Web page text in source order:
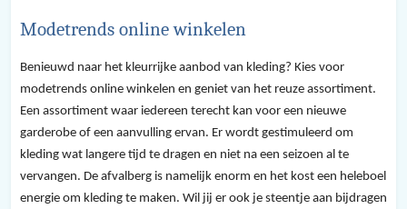
Modetrends online winkelen
Benieuwd naar het kleurrijke aanbod van kleding? Kies voor
modetrends online winkelen en geniet van het reuze assortiment.
Een assortiment waar iedereen terecht kan voor een nieuwe
garderobe of een aanvulling ervan. Er wordt gestimuleerd om
kleding wat langere tijd te dragen en niet na een seizoen al te
vervangen. De afvalberg is namelijk enorm en het kost een heleboel
energie om kleding te maken. Wil jij er ook je steentje aan bijdragen